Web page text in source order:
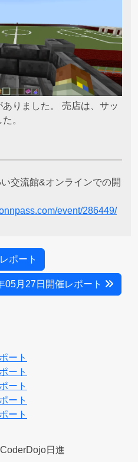
りました。 売店は、サッ
。
交流館&オンラインでの開
event/286449/
ポート
05月27日開催レポート
ート
ート
ート
ート
ート
日進